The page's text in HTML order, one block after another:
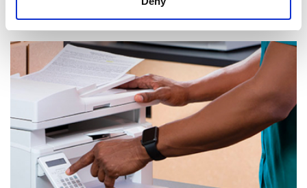
Réception de courrier et de colis